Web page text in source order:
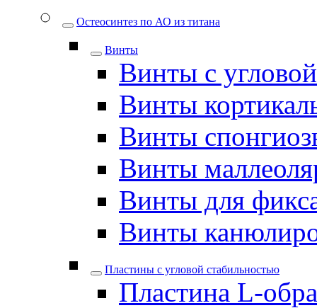
Остеосинтез по АО из титана
Винты
Винты с
Винты
Винты
Винты
Винты для
Винты
Пластины с угловой стабильностью
Пластина L-